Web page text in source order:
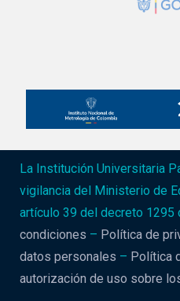
La Institución Universitaria
vigilancia del Ministerio de
artículo 39 del decreto 1295
condiciones – Política de
datos personales – Política
autorización de uso sobre